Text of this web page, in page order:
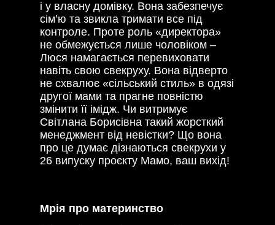
і у власну домівку. Вона забезпечує
сім’ю та звикла тримати все під
контроле. Проте роль «директора»
не обмежується лише чоловіком –
Люся намагається перевиховати
навіть свою свекруху. Вона відверто
не схвалює «сільський стиль» в одязі
другої мами та прагне повністю
змінити її імідж. Чи витримує
Світлана Борисівна такий жорсткий
менеджмент від невістки? Що вона
про це думає дізнаються свекрухи у
26 випуску проєкту Мамо, ваш вихід!
Мрія про материнство